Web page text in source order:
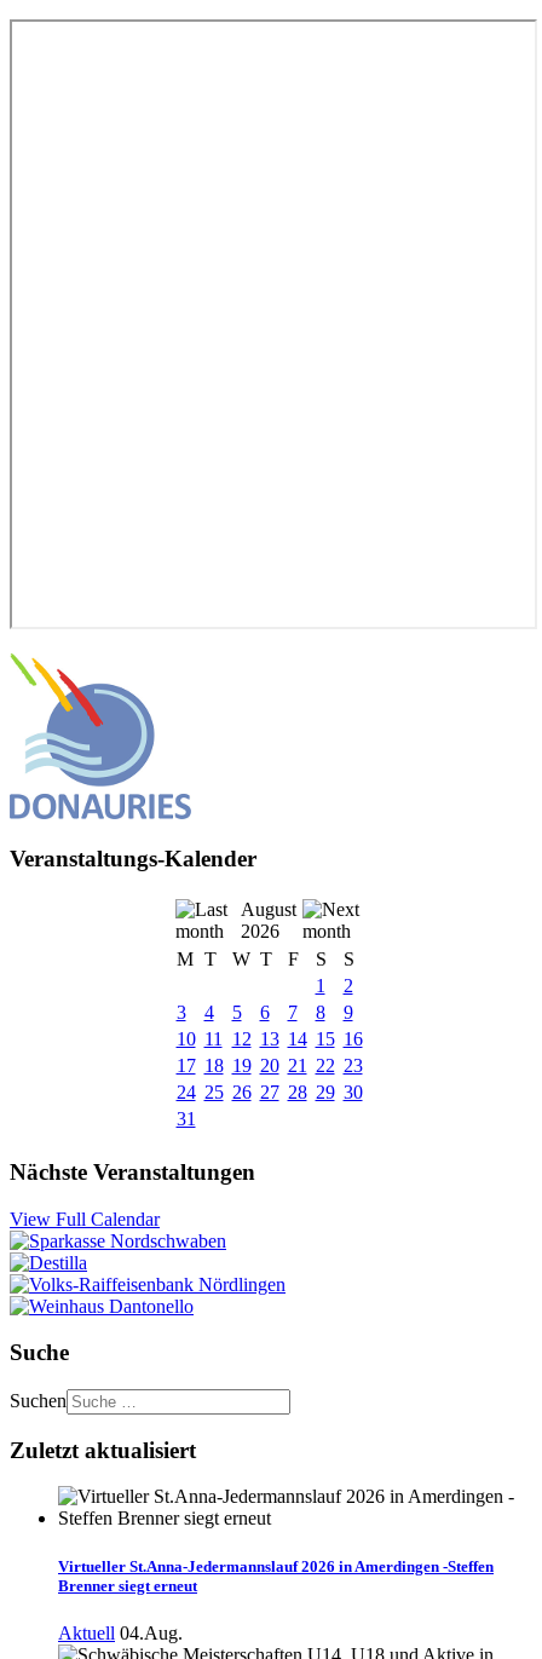
Veranstaltungs-Kalender
August
2026
M T W T F S
S
1
2
3
4 5 6 7 8
9
10 11 12 13 14 15 16
17 18 19 20 21 22 23
24 25 26 27 28 29 30
31
Nächste Veranstaltungen
View Full Calendar
Suche
Suchen
Zuletzt aktualisiert
Virtueller St.Anna-Jedermannslauf 2026 in Amerdingen -Steffen
Brenner siegt erneut
Aktuell 04.Aug.